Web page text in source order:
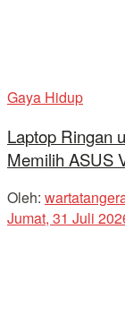
Gaya Hidup
Laptop Ringan
Memilih ASUS
Oleh:
Jumat, 31 Juli